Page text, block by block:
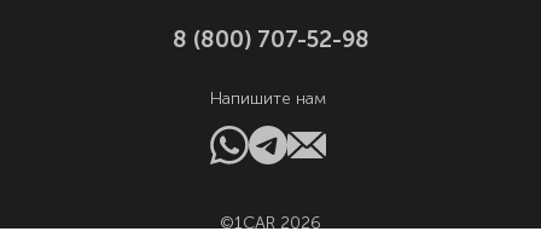
8 (800) 707-52-98
Напишите нам
©1CAR 2026